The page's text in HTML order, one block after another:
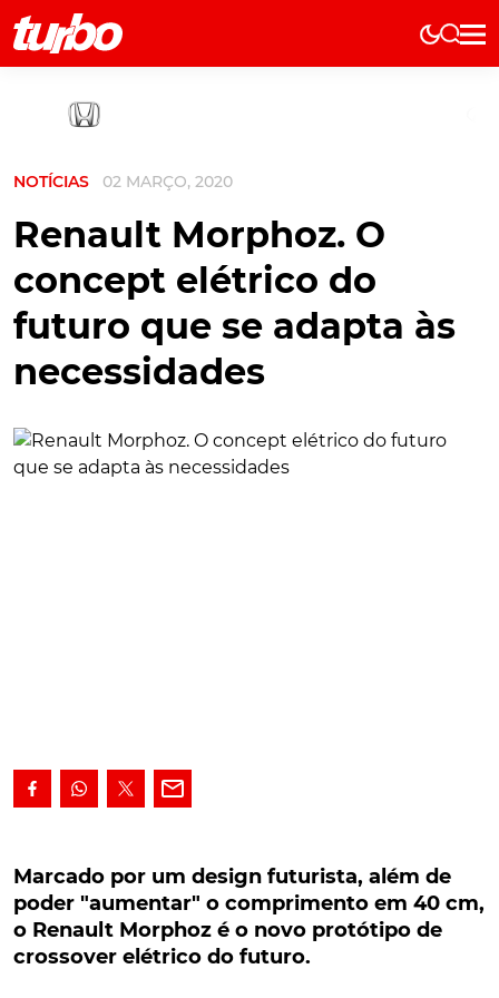
Elétricos
Testes
Marcas
História
Elétricos
Técnica
Testes
NOTÍCIAS 02 MARÇO, 2020
Renault Morphoz. O
concept elétrico do
futuro que se adapta às
necessidades
poder "aumentar" o comprimento em 40 cm, o
Renault Morphoz é o novo protótipo de
crossover elétrico do futuro.
Marcado por um design futurista e crossover, a que
Marcado por um design futurista, além de
poder "aumentar" o comprimento em 40 cm,
o Renault Morphoz é o novo protótipo de
crossover elétrico do futuro.